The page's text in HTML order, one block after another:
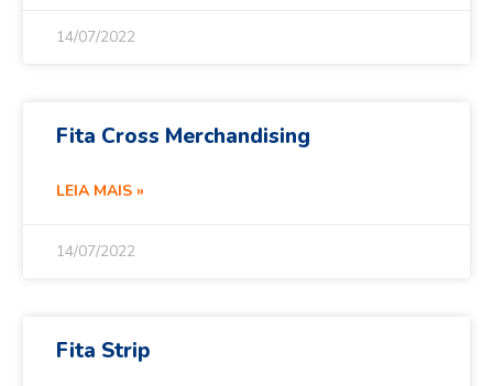
14/07/2022
Fita Cross Merchandising
LEIA MAIS »
14/07/2022
Fita Strip